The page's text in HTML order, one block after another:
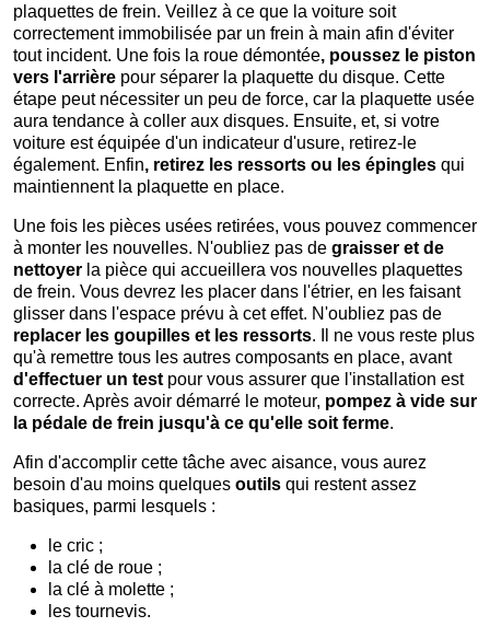
plaquettes de frein. Veillez à ce que la voiture soit
correctement immobilisée par un frein à main afin d'éviter
tout incident. Une fois la roue démontée, poussez le piston
vers l'arrière pour séparer la plaquette du disque. Cette
étape peut nécessiter un peu de force, car la plaquette usée
aura tendance à coller aux disques. Ensuite, et, si votre
voiture est équipée d'un indicateur d'usure, retirez-le
également. Enfin, retirez les ressorts ou les épingles qui
maintiennent la plaquette en place.
Une fois les pièces usées retirées, vous pouvez commencer
à monter les nouvelles. N'oubliez pas de graisser et de
nettoyer la pièce qui accueillera vos nouvelles plaquettes
de frein. Vous devrez les placer dans l'étrier, en les faisant
glisser dans l'espace prévu à cet effet. N'oubliez pas de
replacer les goupilles et les ressorts. Il ne vous reste plus
qu'à remettre tous les autres composants en place, avant
d'effectuer un test pour vous assurer que l'installation est
correcte. Après avoir démarré le moteur, pompez à vide sur
la pédale de frein jusqu'à ce qu'elle soit ferme.
Afin d'accomplir cette tâche avec aisance, vous aurez
besoin d'au moins quelques outils qui restent assez
basiques, parmi lesquels :
le cric ;
la clé de roue ;
la clé à molette ;
les tournevis.